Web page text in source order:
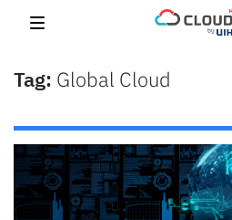
Global Cloud